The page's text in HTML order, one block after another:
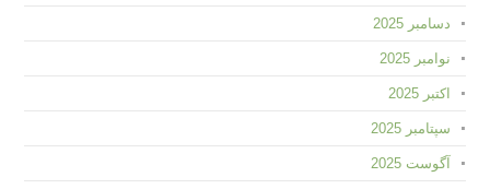
دسامبر 2025
نوامبر 2025
اکتبر 2025
سپتامبر 2025
آگوست 2025